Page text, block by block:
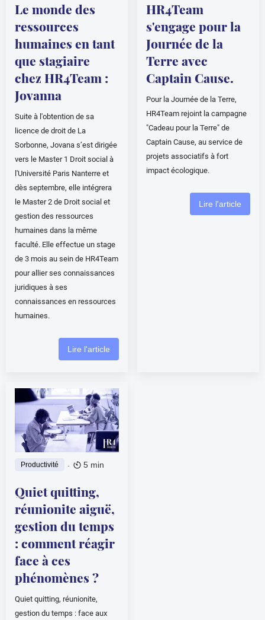
Le monde des
ressources
humaines en tant
que stagiaire
chez HR4Team :
Jovanna
Suite à l'obtention de sa
licence de droit de La
Sorbonne, Jovana s’est dirigée
vers le Master 1 Droit social à
l'Université Paris Nanterre et
dès septembre, elle intégrera
le Master 2 de Droit social et
gestion des ressources
humaines dans la même
faculté. Elle effectue un stage
de 3 mois au sein de HR4Team
pour allier ses connaissances
juridiques à ses
connaissances en ressources
humaines.
Lire l'article
HR4Team
s'engage pour la
Journée de la
Terre avec
Captain Cause.
Pour la Journée de la Terre,
HR4Team rejoint la campagne
"Cadeau pour la Terre" de
Captain Cause, au service de
projets associatifs à fort
impact écologique.
Lire l'article
Productivité 5 min
Quiet quitting,
réunionite aiguë,
gestion du temps
: comment réagir
face à ces
phénomènes ?
Quiet quitting, réunionite,
gestion du temps : face aux